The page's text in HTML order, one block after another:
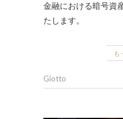
金融における暗号資
たします。
も
Giotto